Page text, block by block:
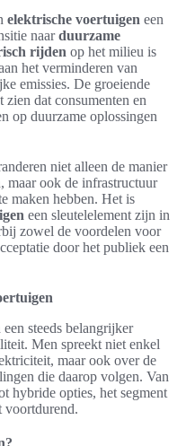
elektrische voertuigen een
naarduurzame
rijden op het milieu is
het verminderen van
emissies. De groeiende
zien dat consumenten en
op duurzame oplossingen
niet alleen de manier
maar ook de infrastructuur
maken hebben. Het is
een sleutelelement zijn in
zowel de voordelen voor
door het publiek een
steeds belangrijker
Men spreekt niet enkel
maar ook over de
die daarop volgen. Van
hybride opties, het segment
voortdurend.